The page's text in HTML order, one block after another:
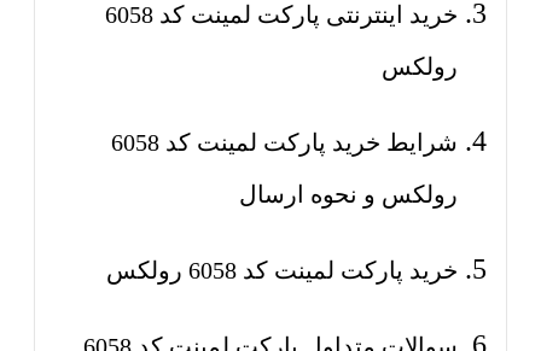
خرید اینترنتی پارکت لمینت کد 6058
رولکس
شرایط خرید پارکت لمینت کد 6058
رولکس و نحوه ارسال
خرید پارکت لمینت کد 6058 رولکس